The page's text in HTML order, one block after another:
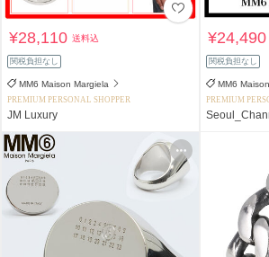
¥28,110送料込
関税負担なし
MM6 Maison Margiela
PREMIUM PERSONAL SHOPPER
JM Luxury
関税負担なし
MM6
PREMIUM